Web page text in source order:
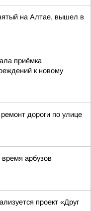
на Алтае, вышел в
приёмка
к новому
дороги по улице
время арбузов
проект «Друг